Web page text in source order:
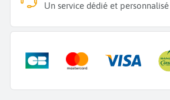
Un service dédié et personnalisé